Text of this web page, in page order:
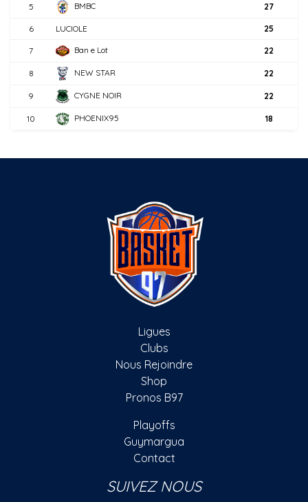
5 BMBC 27
6 LUCIOLE 25
7 Ban e Lot 22
8 NEW STAR 22
9 CYGNE NOIR 22
10 PHOENIX95 18
Ligues
Clubs
Nous Rejoindre
Shop
Pronos B97
Playoffs
Guymargua
Contact
SUIVEZ NOUS